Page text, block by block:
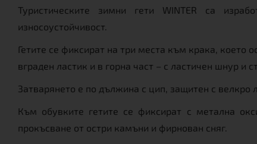
Туристическите зимни гети WINTER са
износоустойчивост.
Гетите се фиксират на три места към крака, което
вграден ластик и в горна част – с ластичен шнур и
Затварянето е по дължина с цип, защитен с велкро
Към обувките гетите се фиксират с метална
прокъсване от остри камъни и фирнован сняг.